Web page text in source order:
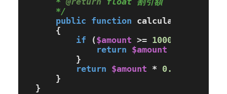
    */
public
function calculateDiscount
{
if ( $amount >= 1000
return
$amount
        }
return
$amount * 0.05
    }
}